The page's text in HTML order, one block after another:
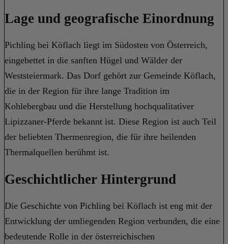
Lage und geografische Einordnung
Pichling bei Köflach liegt im Südosten von Österreich,
eingebettet in die sanften Hügel und Wälder der
Weststeiermark. Das Dorf gehört zur Gemeinde Köflach,
die in der Region für ihre lange Tradition im
Kohlebergbau und die Herstellung hochqualitativer
Lipizzaner-Pferde bekannt ist. Diese Region ist auch Teil
der beliebten Thermenregion, die für ihre heilenden
Thermalquellen berühmt ist.
Geschichtlicher Hintergrund
Die Geschichte von Pichling bei Köflach ist eng mit der
Entwicklung der umliegenden Region verbunden, die eine
bedeutende Rolle in der österreichischen